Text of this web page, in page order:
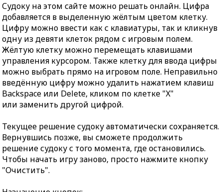
Судоку на этом сайте можно решать онлайн. Цифра
добавляется в выделенную жёлтым цветом клетку.
Цифру можно ввести как с клавиатуры, так и кликнув
одну из девяти клеток рядом с игровым полем.
Жёлтую клетку можно перемещать клавишами
управления курсором. Также клетку для ввода цифры
можно выбрать прямо на игровом поле. Неправильно
введённую цифру можно удалить нажатием клавиш
Backspace или Delete, кликом по клетке "X"
или заменить другой цифрой.
Текущее решение судоку автоматически сохраняется.
Вернувшись позже, вы сможете продолжить
решение судоку с того момента, где остановились.
Чтобы начать игру заново, просто нажмите кнопку
"Очистить".